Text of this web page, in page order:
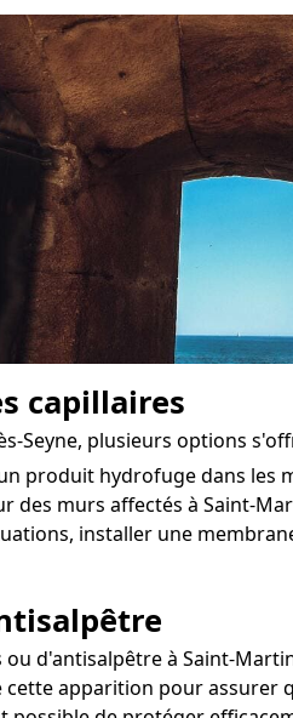
capillaires
Seyne, plusieurs options
produit hydrofuge dans les
des murs affectés à Saint-
installer une
d'antisalpêtre à Saint-
apparition pour assurer